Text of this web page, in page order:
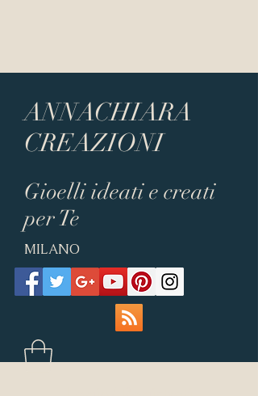
ANNACHIARA
CREAZIONI
Gioelli ideati e creati
per Te
MILANO